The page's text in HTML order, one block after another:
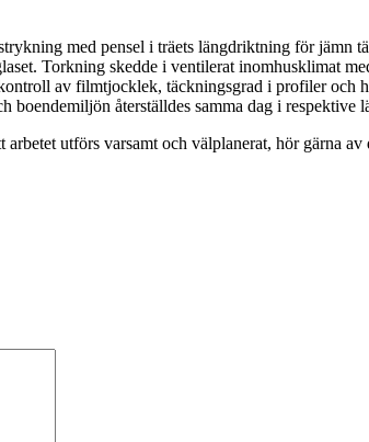
med pensel i träets längdriktning för jämn
Torkning skedde i ventilerat inomhusklimat
av filmtjocklek, täckningsgrad i profiler och
återställdes samma dag i respektive
utförs varsamt och välplanerat, hör gärna av